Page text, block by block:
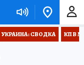
УКРАИНА: СВОДКА КП В